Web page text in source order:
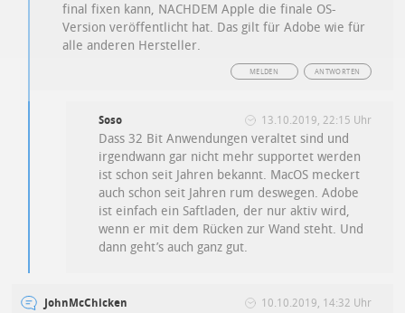
final fixen kann, NACHDEM Apple die finale OS-
Version veröffentlicht hat. Das gilt für Adobe wie für
alle anderen Hersteller.
ANTWORTEN
MELDEN
Soso 13.10.2019, 22:15 Uhr
Dass 32 Bit Anwendungen veraltet sind und
irgendwann gar nicht mehr supportet werden
ist schon seit Jahren bekannt. MacOS meckert
auch schon seit Jahren rum deswegen. Adobe
ist einfach ein Saftladen, der nur aktiv wird,
wenn er mit dem Rücken zur Wand steht. Und
dann geht’s auch ganz gut.
JohnMcChicken 10.10.2019, 14:32 Uhr